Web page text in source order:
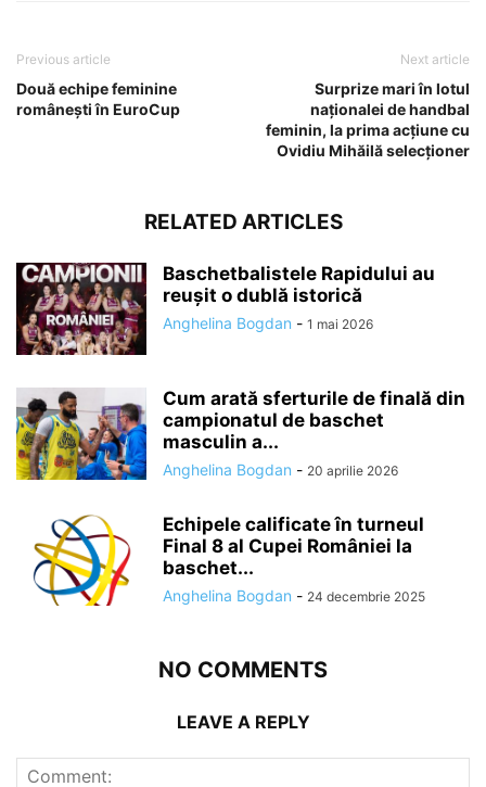
Previous article
Două echipe feminine
românești în EuroCup
Next article
Surprize mari în lotul
naționalei de handbal
feminin, la prima acțiune cu
Ovidiu Mihăilă selecționer
RELATED ARTICLES
Baschetbalistele Rapidului au
reușit o dublă istorică
Anghelina Bogdan - 1 mai 2026
Cum arată sferturile de finală din
campionatul de baschet
masculin a...
Anghelina Bogdan - 20 aprilie 2026
Echipele calificate în turneul
Final 8 al Cupei României la
baschet...
Anghelina Bogdan - 24 decembrie 2025
NO COMMENTS
LEAVE A REPLY